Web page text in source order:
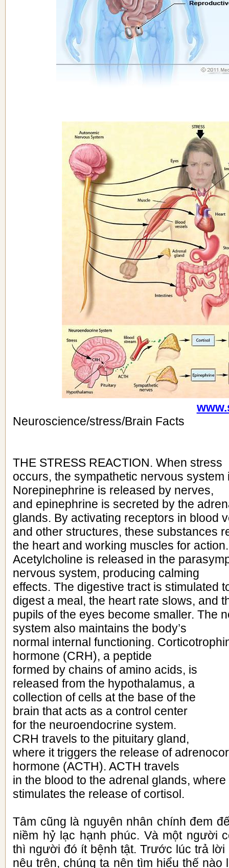
Neuroscience/stress/Brain Facts
THE STRESS REACTION. When stress
occurs, the sympathetic nervous system
Norepinephrine is released by nerves,
and epinephrine is secreted by the
glands. By activating receptors in blood
and other structures, these substances
the heart and working muscles for action.
Acetylcholine is released in the
nervous system, producing calming
effects. The digestive tract is stimulated
digest a meal, the heart rate slows, and
pupils of the eyes become smaller. The
system also maintains the body’s
normal internal functioning.
hormone (CRH), a peptide
formed by chains of amino acids, is
released from the hypothalamus, a
collection of cells at the base of the
brain that acts as a control center
for the neuroendocrine system.
CRH travels to the pituitary gland,
where it triggers the release of
hormone (ACTH). ACTH travels
in the blood to the adrenal glands, where
stimulates the release of cortisol.
Tâm cũng là nguyên nhân chính đem
niềm hỷ lạc hạnh phúc. Và một người
thì người đó ít bệnh tật. Trước lúc trả lời
nêu trên, chúng ta nên tìm hiểu thế nào